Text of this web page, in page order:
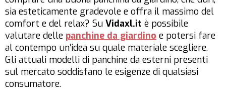
sia esteticamente gradevole e offra il massimo del
comfort e del relax? Su Vidaxl.it è possibile
valutare delle panchine da giardino e potersi fare
al contempo un’idea su quale materiale scegliere.
Gli attuali modelli di panchine da esterni presenti
sul mercato soddisfano le esigenze di qualsiasi
consumatore.